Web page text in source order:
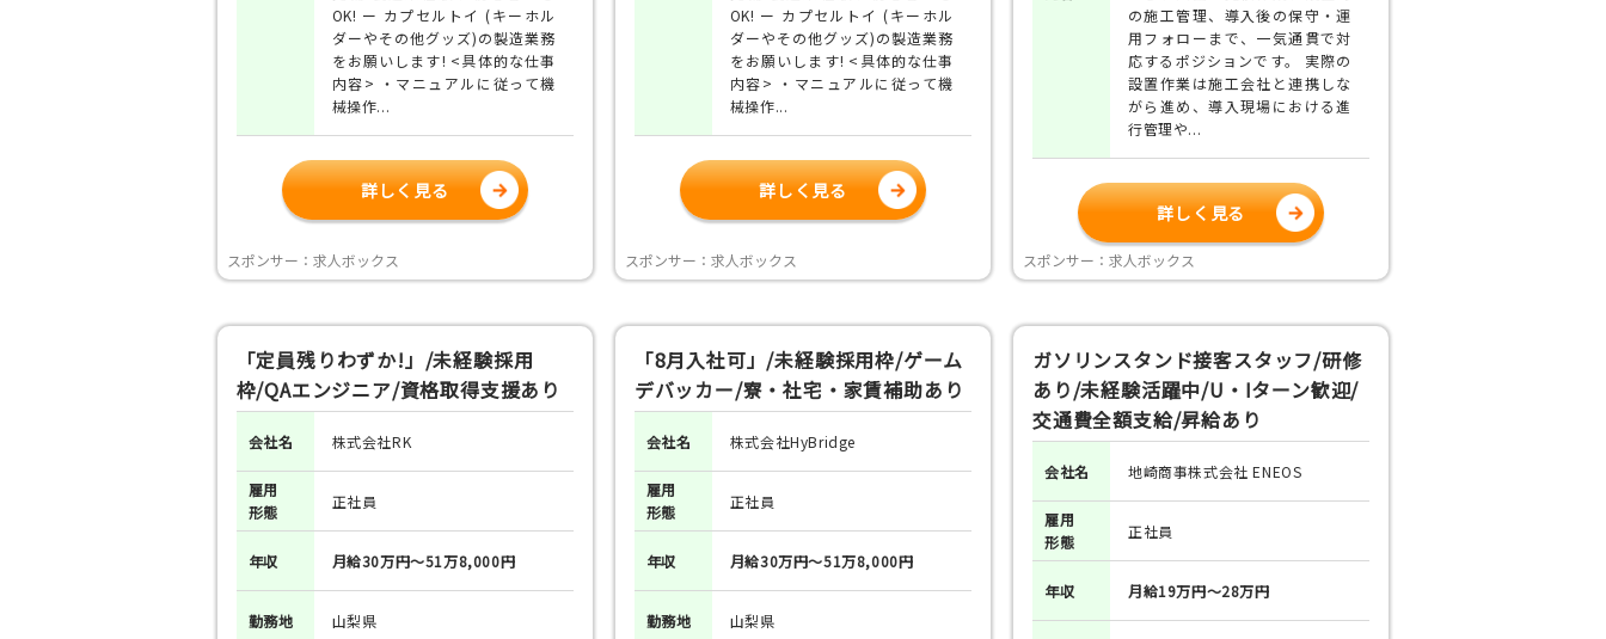
OK! ー カプセルトイ (キーホル
ダーやその他グッズ)の製造業務
をお願いします! <具体的な仕事
内容> ・マニュアルに従って機
械操作...
詳しく見る
スポンサー：求人ボックス
OK! ー カプセルトイ (キーホル
ダーやその他グッズ)の製造業務
をお願いします! <具体的な仕事
内容> ・マニュアルに従って機
械操作...
詳しく見る
スポンサー：求人ボックス
の施工管理、導入後の保守・運
用フォローまで、一気通貫で対
応するポジションです。 実際の
設置作業は施工会社と連携しな
がら進め、導入現場における進
行管理や...
詳しく見る
スポンサー：求人ボックス
「定員残りわずか!」/未経験採用
枠/QAエンジニア/資格取得支援あり
会社名 株式会社RK
雇用
形態
正社員
年収 月給30万円～51万8,000円
勤務地 山梨県
「8月入社可」/未経験採用枠/ゲーム
デバッカー/寮・社宅・家賃補助あり
会社名 株式会社HyBridge
雇用
形態
正社員
年収 月給30万円～51万8,000円
勤務地 山梨県
ガソリンスタンド接客スタッフ/研修
あり/未経験活躍中/U・Iターン歓迎/
交通費全額支給/昇給あり
会社名 地崎商事株式会社 ENEOS
雇用
形態
正社員
年収 月給19万円～28万円